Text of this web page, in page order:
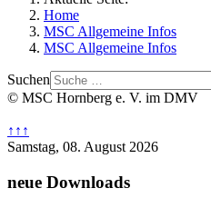
Home
MSC Allgemeine Infos
MSC Allgemeine Infos
Suchen
© MSC Hornberg e. V. im DMV
↑↑↑
Samstag, 08. August 2026
neue Downloads